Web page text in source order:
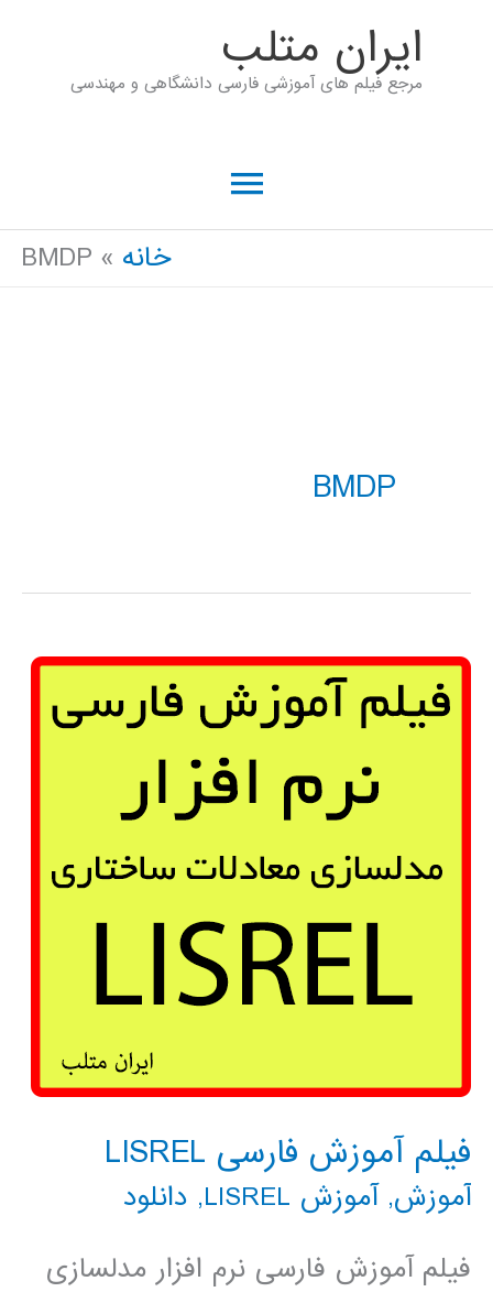
ايران متلب
مرجع فیلم های آموزشی فارسی دانشگاهی و مهندسی
فهرست
اصلیخانه BMDP
BMDP
فیلم آموزش فارسی LISREL
آموزش,آموزش LISREL , دانلود
فیلم آموزش فارسی نرم افزار مدلسازی